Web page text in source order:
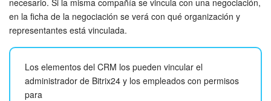
Tareas
CoPilot - IA en Bitrix24
en la ficha de la negociación se verá con qué organización y
representantes está vinculada.
Los elementos del CRM los pueden vincular el
administrador de Bitrix24 y los empleados con permisos
para